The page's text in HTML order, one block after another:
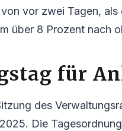
vor zwei Tagen,
über 8 Prozent nach
für
des
Die